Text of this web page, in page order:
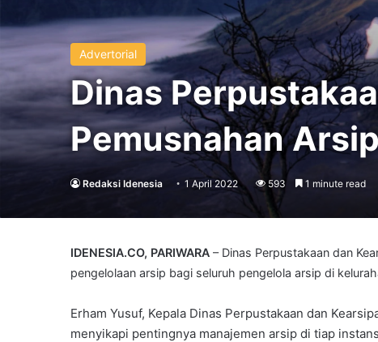
Advertorial
Dinas
Pemusnahan
Redaksi Idenesia 1 April 2022 593 1 minute read
IDENESIA.CO, PARIWARA – Dinas Perpustakaan dan
pengelolaan arsip bagi seluruh pengelola arsip di
Erham Yusuf, Kepala Dinas Perpustakaan dan
menyikapi pentingnya manajemen arsip di tiap